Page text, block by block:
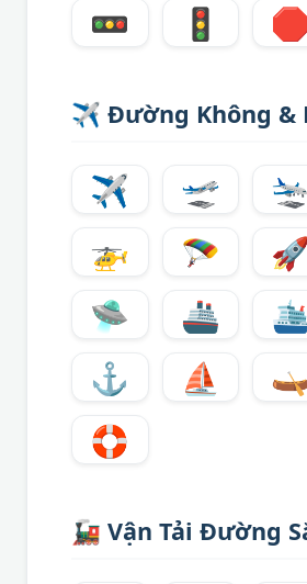
🚥
🚦 🛑
✈️ Đường Không &
✈️ 🛫 🛬
🚁
🪂 🚀
🛸
🚢 🛳️
⚓
⛵ 🛶
🛟
🚂 Vận Tải Đường